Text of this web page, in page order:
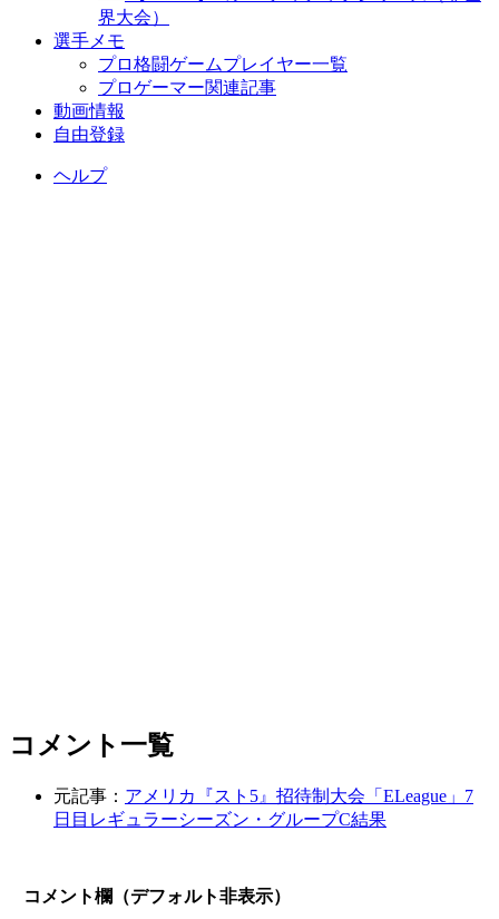
界大会）
選手メモ
プロ格闘ゲームプレイヤー一覧
プロゲーマー関連記事
動画情報
自由登録
ヘルプ
コメント一覧
元記事： アメリカ『スト5』招待制大会「ELeague」7
日目レギュラーシーズン・グループC結果
コメント欄（デフォルト非表示）